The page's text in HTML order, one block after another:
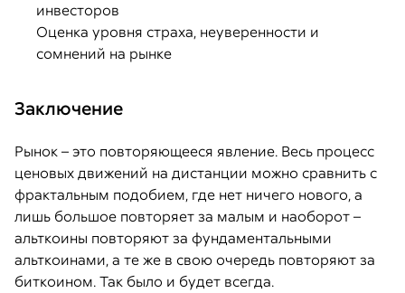
инвесторов
Оценка уровня страха, неуверенности и
сомнений на рынке
Заключение
Рынок – это повторяющееся явление. Весь процесс
ценовых движений на дистанции можно сравнить с
фрактальным подобием, где нет ничего нового, а
лишь большое повторяет за малым и наоборот –
альткоины повторяют за фундаментальными
альткоинами, а те же в свою очередь повторяют за
биткоином. Так было и будет всегда.